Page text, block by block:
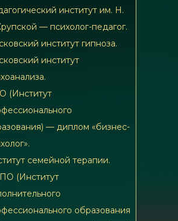
институт им. Н.
— психолог-педагог.
институт гипноза.
институт
(Институт
— диплом «бизнес-
семейной терапии.
(Институт
образования